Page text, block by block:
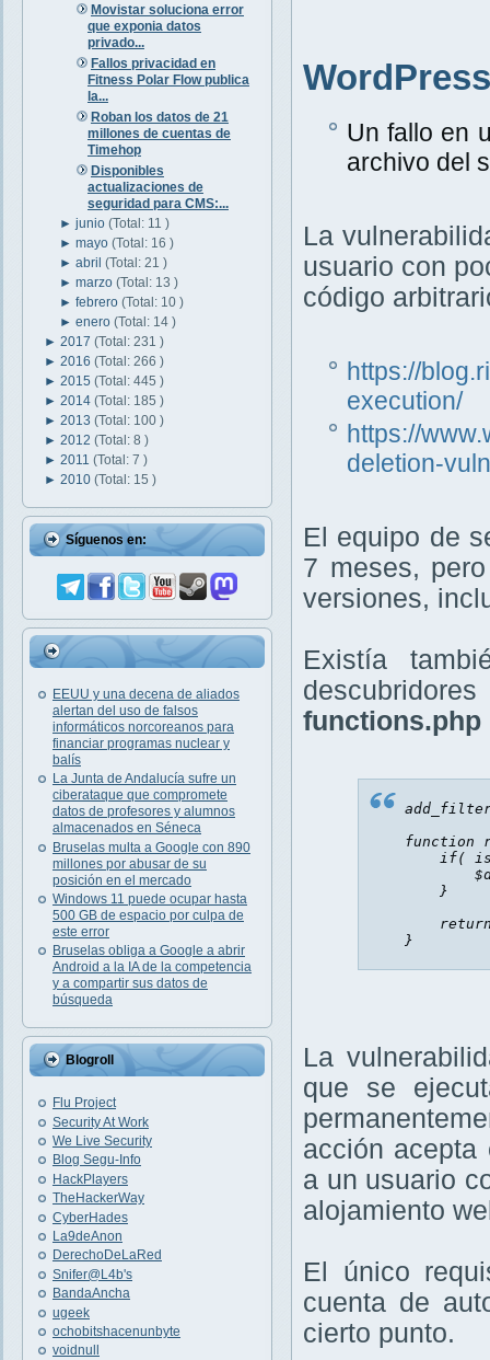
Movistar soluciona error
que exponia datos
privado...
Fallos privacidad en
Fitness Polar Flow publica
la...
Roban los datos de 21
millones de cuentas de
Timehop
Disponibles
actualizaciones de
seguridad para CMS:...
►junio(Total: 11 )
►mayo(Total: 16 )
►abril(Total: 21 )
►marzo(Total: 13 )
►febrero(Total: 10 )
►enero(Total: 14 )
► 2017 (Total: 231 )
► 2016 (Total: 266 )
► 2015 (Total: 445 )
► 2014 (Total: 185 )
► 2013 (Total: 100 )
► 2012 (Total: 8 )
► 2011 (Total: 7 )
► 2010 (Total: 15 )
Síguenos en:
EEUU y una decena de aliados
alertan del uso de falsos
informáticos norcoreanos para
financiar programas nuclear y
balís
La Junta de Andalucía sufre un
ciberataque que compromete
datos de profesores y alumnos
almacenados en Séneca
Bruselas multa a Google con 890
millones por abusar de su
posición en el mercado
Windows 11 puede ocupar hasta
500 GB de espacio por culpa de
este error
Bruselas obliga a Google a abrir
Android a la IA de la competencia
y a compartir sus datos de
búsqueda
Blogroll
Flu Project
Security At Work
We Live Security
Blog Segu-Info
HackPlayers
TheHackerWay
CyberHades
La9deAnon
DerechoDeLaRed
Snifer@L4b's
BandaAncha
ugeek
ochobitshacenunbyte
voidnull
Un fallo en
archivo del
La
usuario con
código
https://
execution/
https://
deletion-
El equipo de
7 meses,
versiones,
Existía
functions.php
function
if(
}
}
La
que se
acción acepta
a un usuario
alojamiento
El único
cuenta de
cierto punto.